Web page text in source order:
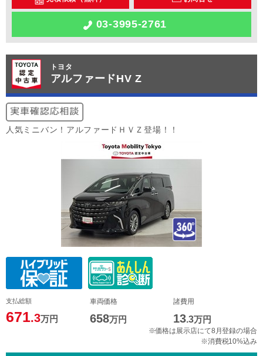
03-3995-2761
トヨタ
アルファードHV Z
人気ミニバン！アルファードＨＶＺ登場！！
支払総額
671.3万円
車両価格
658万円
諸費用
13.3万円
※価格は展示店にて8月登録の場合
※消費税10%込み